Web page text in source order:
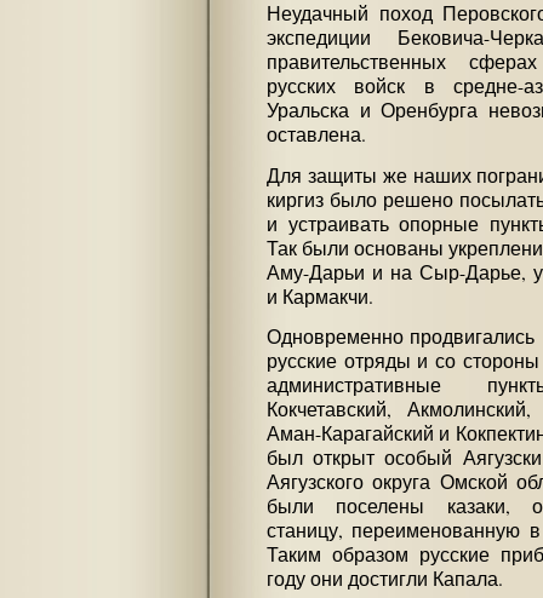
Неудачный поход
экспедиции Бековича-
правительственных
русских войск в средне-
Уральска и Оренбурга
оставлена.
Для защиты же наших
киргиз было решено
и устраивать опорные
Так были основаны
Аму-Дарьи и на Сыр-Дарье,
и Кармакчи.
Одновременно продвигались
русские отряды и со
административные
Кокчетавский,
Аман-Карагайский и
был открыт особый
Аягузского округа Омской
были поселены казаки,
станицу, переименованную
Таким образом русские
году они достигли Капала.